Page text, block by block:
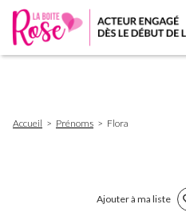
d'Ariane
Accueil Prénoms Flora
Ajouter à ma liste